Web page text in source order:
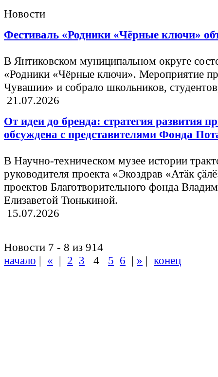
Новости
Фестиваль «Родники «Чёрные ключи»
В Янтиковском муниципальном округе
«Родники «Чёрные ключи». Мероприятие
Чувашии» и собрало школьников,
21.07.2026
От идеи до бренда: стратегия развития
обсуждена с представителями Фонда
В Научно-техническом музее истории
руководителя проекта «Экоздрав «Атӑк
проектов Благотворительного фонда
Елизаветой Тюнькиной.
15.07.2026
Новости 7 - 8 из 914
начало | « | 2 3 4 5 6 | » | конец